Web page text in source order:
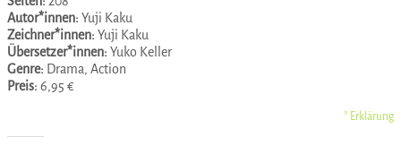
Autor*innen: Yuji Kaku
Zeichner*innen: Yuji Kaku
Übersetzer*innen: Yuko Keller
Genre: Drama, Action
Preis: 6,95 €
* Erklärung